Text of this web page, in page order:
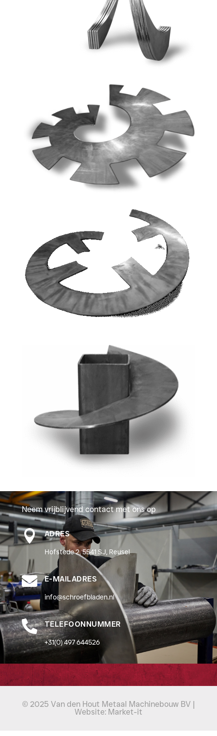
Neem vrijblijvend contact met ons op
 ADRES
Hofstede 2, 5541 SJ, Reusel
 E-MAILADRES
info@schroefbladen.nl
 TELEFOONNUMMER
+31(0) 497 644526
© 2025 Van den Hout Metaal Machinebouw BV |
Website: Market-it